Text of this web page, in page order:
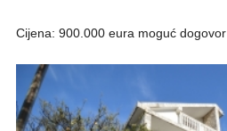
Cijena: 900.000 eura moguć dogovor